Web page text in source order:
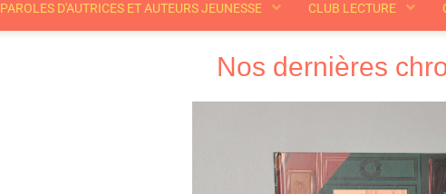
PAROLES D'AUTRICES ET AUTEURS JEUNESSE CLUB LECTURE
Nos dernières